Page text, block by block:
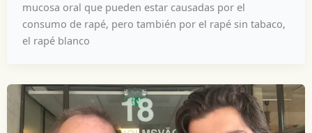
mucosa oral que pueden estar causadas por el
consumo de rapé, pero también por el rapé sin tabaco,
el rapé blanco